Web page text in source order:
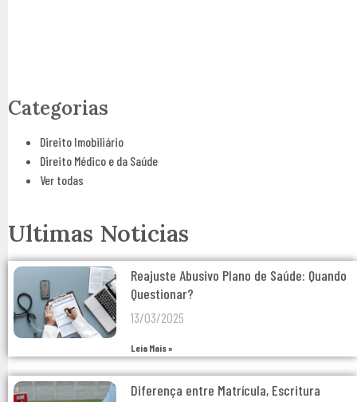
Categorias
Direito Imobiliário
Direito Médico e da Saúde
Ver todas
Ultimas Noticias
Reajuste Abusivo Plano de Saúde: Quando
Questionar?
13/03/2025
Leia Mais »
Diferença entre Matrícula, Escritura